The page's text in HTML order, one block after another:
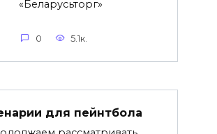
«Беларусьторг»
0 5.1к.
для пейнтбола